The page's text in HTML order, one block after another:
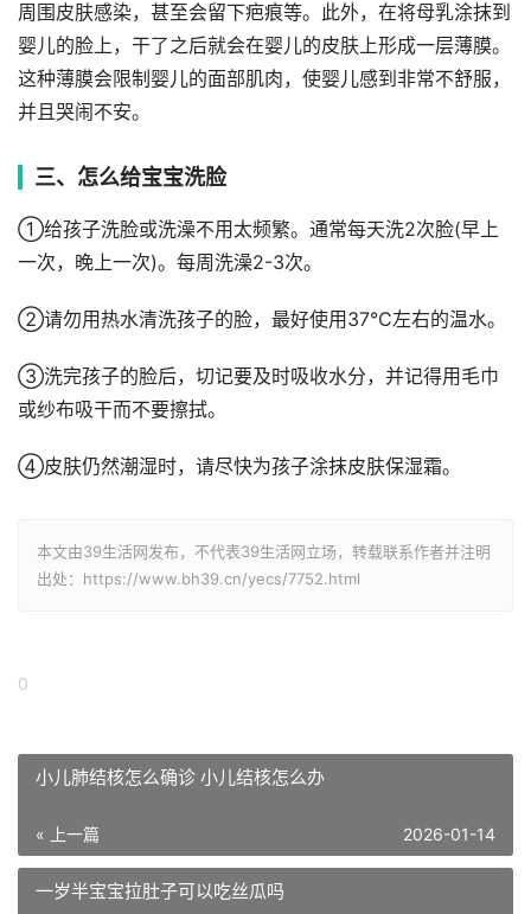
周围皮肤感染，甚至会留下疤痕等。此外，在将母乳涂抹到
婴儿的脸上，干了之后就会在婴儿的皮肤上形成一层薄膜。
这种薄膜会限制婴儿的面部肌肉，使婴儿感到非常不舒服，
并且哭闹不安。
三、怎么给宝宝洗脸
①给孩子洗脸或洗澡不用太频繁。通常每天洗2次脸(早上
一次，晚上一次)。每周洗澡2-3次。
②请勿用热水清洗孩子的脸，最好使用37°C左右的温水。
③洗完孩子的脸后，切记要及时吸收水分，并记得用毛巾
或纱布吸干而不要擦拭。
④皮肤仍然潮湿时，请尽快为孩子涂抹皮肤保湿霜。
本文由39生活网发布，不代表39生活网立场，转载联系作者并注明
出处：https://www.bh39.cn/yecs/7752.html
0
小儿肺结核怎么确诊 小儿结核怎么办
« 上一篇 2026-01-14
一岁半宝宝拉肚子可以吃丝瓜吗